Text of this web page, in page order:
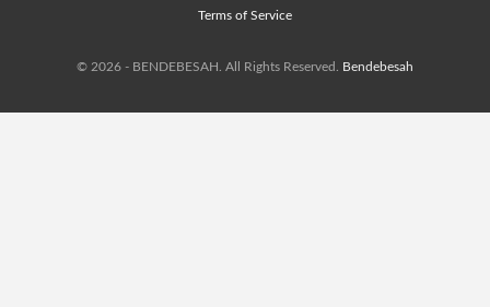
Terms of Service
© 2026 - BENDEBESAH. All Rights Reserved. Bendebesah